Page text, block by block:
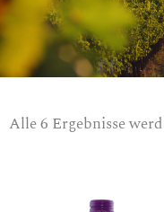
Alle 6 Ergebnisse